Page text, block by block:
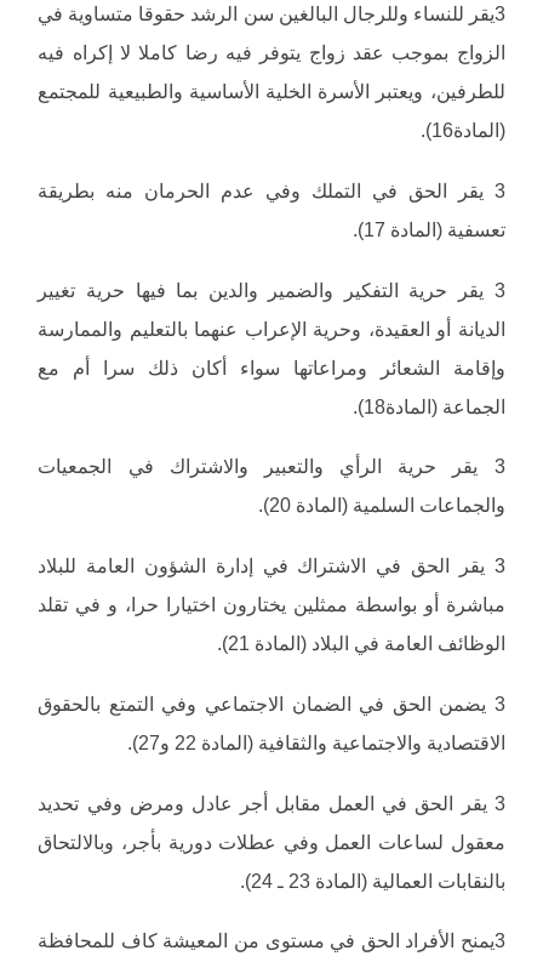
3يقر للنساء وللرجال البالغين سن الرشد حقوقا متساوية في
الزواج بموجب عقد زواج يتوفر فيه رضا كاملا لا إكراه فيه
للطرفين، ويعتبر الأسرة الخلية الأساسية والطبيعية للمجتمع
(المادة16).
3 يقر الحق في التملك وفي عدم الحرمان منه بطريقة
تعسفية (المادة 17).
3 يقر حرية التفكير والضمير والدين بما فيها حرية تغيير
الديانة أو العقيدة، وحرية الإعراب عنهما بالتعليم والممارسة
وإقامة الشعائر ومراعاتها سواء أكان ذلك سرا أم مع
الجماعة (المادة18).
3 يقر حرية الرأي والتعبير والاشتراك في الجمعيات
والجماعات السلمية (المادة 20).
3 يقر الحق في الاشتراك في إدارة الشؤون العامة للبلاد
مباشرة أو بواسطة ممثلين يختارون اختيارا حرا، و في تقلد
الوظائف العامة في البلاد (المادة 21).
3 يضمن الحق في الضمان الاجتماعي وفي التمتع بالحقوق
الاقتصادية والاجتماعية والثقافية (المادة 22 و27).
3 يقر الحق في العمل مقابل أجر عادل ومرض وفي تحديد
معقول لساعات العمل وفي عطلات دورية بأجر، وبالالتحاق
بالنقابات العمالية (المادة 23 ـ 24).
3يمنح الأفراد الحق في مستوى من المعيشة كاف للمحافظة